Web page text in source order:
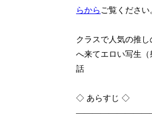
らから ご覧ください
クラスで人気の推し
へ来てエロい写生（
話
◇ あらすじ ◇